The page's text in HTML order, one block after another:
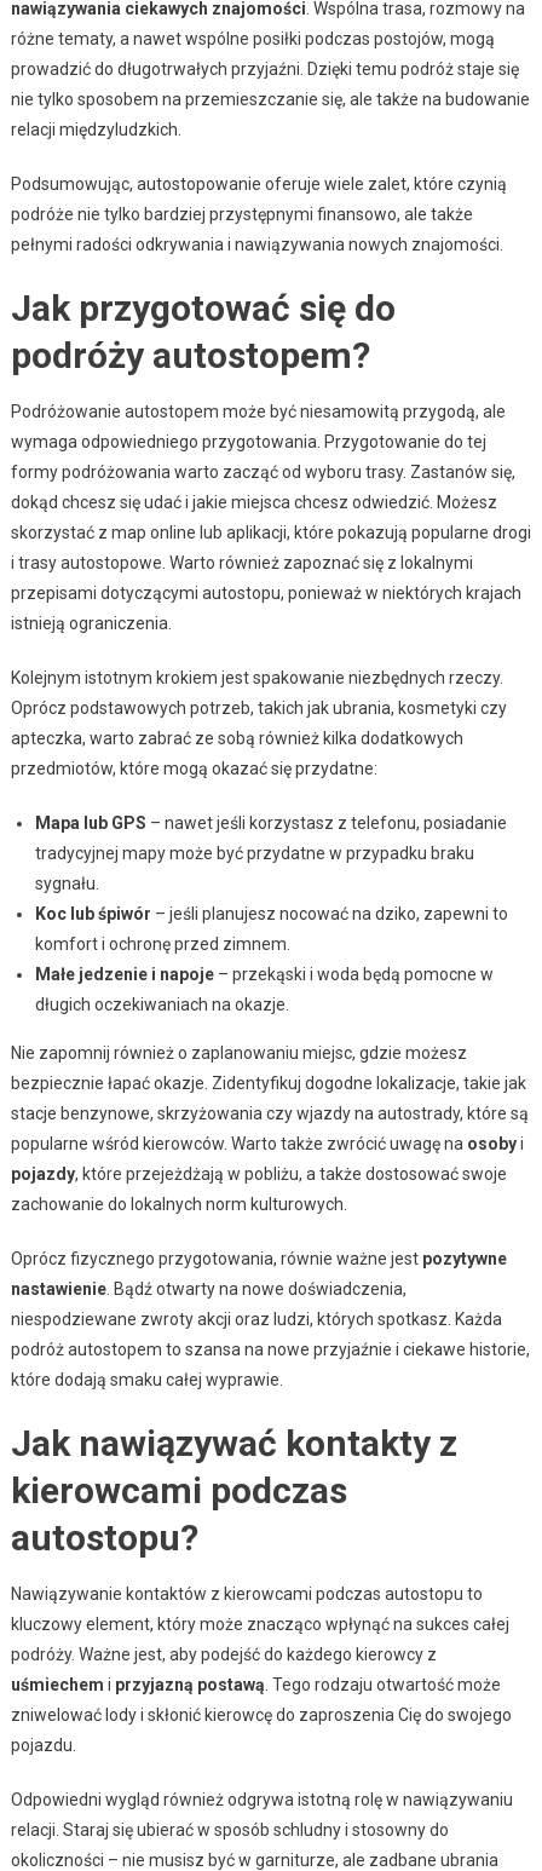
nawiązywania ciekawych znajomości . Wspólna trasa, rozmowy na
różne tematy, a nawet wspólne posiłki podczas postojów, mogą
prowadzić do długotrwałych przyjaźni. Dzięki temu podróż staje się
nie tylko sposobem na przemieszczanie się, ale także na budowanie
relacji międzyludzkich.
Podsumowując, autostopowanie oferuje wiele zalet, które czynią
podróże nie tylko bardziej przystępnymi finansowo, ale także
pełnymi radości odkrywania i nawiązywania nowych znajomości.
Jak przygotować się do
podróży autostopem?
Podróżowanie autostopem może być niesamowitą przygodą, ale
wymaga odpowiedniego przygotowania. Przygotowanie do tej
formy podróżowania warto zacząć od wyboru trasy. Zastanów się,
dokąd chcesz się udać i jakie miejsca chcesz odwiedzić. Możesz
skorzystać z map online lub aplikacji, które pokazują popularne drogi
i trasy autostopowe. Warto również zapoznać się z lokalnymi
przepisami dotyczącymi autostopu, ponieważ w niektórych krajach
istnieją ograniczenia.
Kolejnym istotnym krokiem jest spakowanie niezbędnych rzeczy.
Oprócz podstawowych potrzeb, takich jak ubrania, kosmetyki czy
apteczka, warto zabrać ze sobą również kilka dodatkowych
przedmiotów, które mogą okazać się przydatne:
Mapa lub GPS – nawet jeśli korzystasz z telefonu, posiadanie
tradycyjnej mapy może być przydatne w przypadku braku
sygnału.
Koc lub śpiwór – jeśli planujesz nocować na dziko, zapewni to
komfort i ochronę przed zimnem.
Małe jedzenie i napoje– przekąski i woda będą pomocne w
długich oczekiwaniach na okazje.
Nie zapomnij również o zaplanowaniu miejsc, gdzie możesz
bezpiecznie łapać okazje. Zidentyfikuj dogodne lokalizacje, takie jak
stacje benzynowe, skrzyżowania czy wjazdy na autostrady, które są
popularne wśród kierowców. Warto także zwrócić uwagę na osobyi
pojazdy, które przejeżdżają w pobliżu, a także dostosować swoje
zachowanie do lokalnych norm kulturowych.
Oprócz fizycznego przygotowania, równie ważne jest pozytywne
nastawienie. Bądź otwarty na nowe doświadczenia,
niespodziewane zwroty akcji oraz ludzi, których spotkasz. Każda
podróż autostopem to szansa na nowe przyjaźnie i ciekawe historie,
które dodają smaku całej wyprawie.
Jak nawiązywać kontakty z
kierowcami podczas
autostopu?
Nawiązywanie kontaktów z kierowcami podczas autostopu to
kluczowy element, który może znacząco wpłynąć na sukces całej
podróży. Ważne jest, aby podejść do każdego kierowcy z
uśmiechem i przyjazną postawą . Tego rodzaju otwartość może
zniwelować lody i skłonić kierowcę do zaproszenia Cię do swojego
pojazdu.
Odpowiedni wygląd również odgrywa istotną rolę w nawiązywaniu
relacji. Staraj się ubierać w sposób schludny i stosowny do
okoliczności – nie musisz być w garniturze, ale zadbane ubrania